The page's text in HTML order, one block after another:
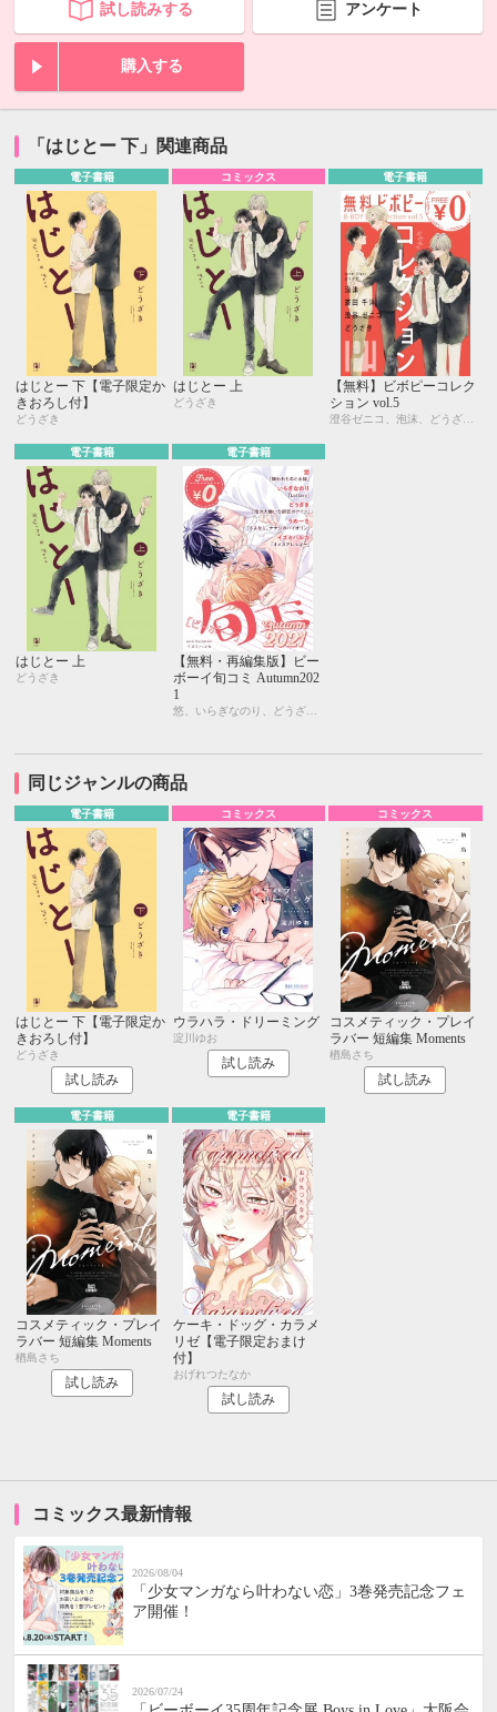
試し読みする アンケート
購入する
「はじとー 下」関連商品
電子書籍
はじとー 下【電子限定か
きおろし付】
どうざき
コミックス
はじとー 上
どうざき
電子書籍
【無料】ビボピーコレク
ション vol.5
澄谷ゼニコ、泡沫、どうざき、斎田千洋
電子書籍
はじとー 上
どうざき
電子書籍
【無料・再編集版】ビー
ボーイ旬コミ Autumn202
1
悠、いらぎなのり、どうざき、うめーち、イズミハルカ
同じジャンルの商品
電子書籍
はじとー 下【電子限定か
きおろし付】
どうざき
試し読み
コミックス
ウラハラ・ドリーミング
淀川ゆお
試し読み
コミックス
コスメティック・プレイ
ラバー 短編集 Moments
楢島さち
試し読み
電子書籍
コスメティック・プレイ
ラバー 短編集 Moments
楢島さち
試し読み
電子書籍
ケーキ・ドッグ・カラメ
リゼ【電子限定おまけ
付】
おげれつたなか
試し読み
コミックス最新情報
2026/08/04
「少女マンガなら叶わない恋」3巻発売記念フェ
ア開催！
2026/07/24